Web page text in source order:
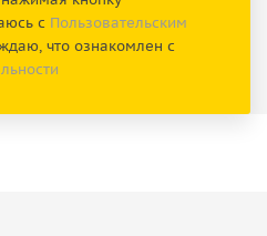
с Пользовательским
что ознакомлен с